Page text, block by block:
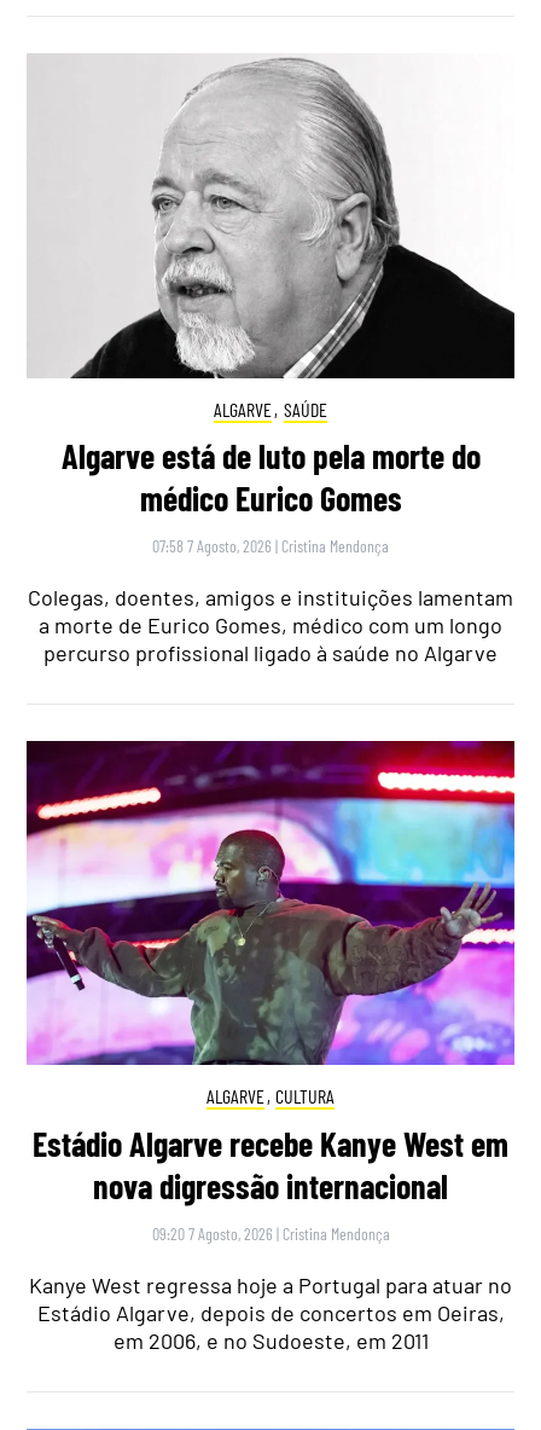
ALGARVE, SAÚDE
Algarve está de luto pela morte do
médico Eurico Gomes
07:58 7 Agosto, 2026 | Cristina Mendonça
Colegas, doentes, amigos e instituições lamentam
a morte de Eurico Gomes, médico com um longo
percurso profissional ligado à saúde no Algarve
ALGARVE, CULTURA
Estádio Algarve recebe Kanye West em
nova digressão internacional
09:20 7 Agosto, 2026 | Cristina Mendonça
Kanye West regressa hoje a Portugal para atuar no
Estádio Algarve, depois de concertos em Oeiras,
em 2006, e no Sudoeste, em 2011